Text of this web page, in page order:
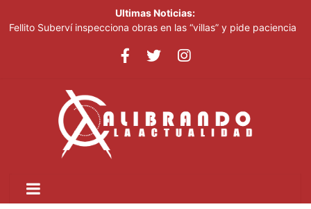
Ultimas Noticias:
Fellito Suberví inspecciona obras en las “villas” y pide paciencia
El papa urge a Ucrania y Rusia a que detengan los ataques a
calurosas este domingo
El papa urge a Ucrania y Rusia a que detengan los ataques a
objetivos civiles
INFOTEP fortalece competencias para que munícipes de
Pedernales aprovechen las oportunidades del desarrollo